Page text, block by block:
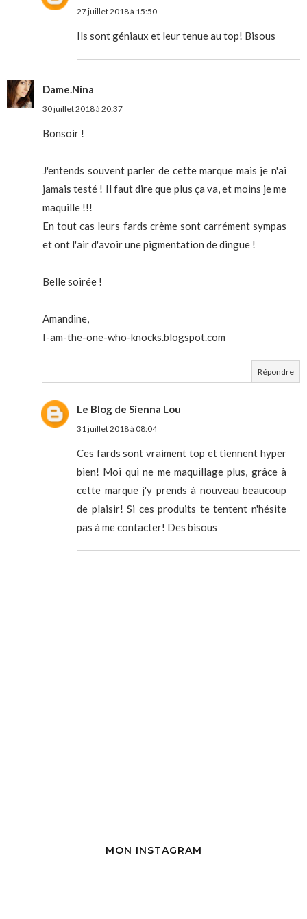
27 juillet 2018 à 15:50
Ils sont géniaux et leur tenue au top! Bisous
Dame.Nina
30 juillet 2018 à 20:37
Bonsoir !
J'entends souvent parler de cette marque mais je n'ai
jamais testé ! Il faut dire que plus ça va, et moins je me
maquille !!!
En tout cas leurs fards crème sont carrément sympas
et ont l'air d'avoir une pigmentation de dingue !
Belle soirée !
Amandine,
I-am-the-one-who-knocks.blogspot.com
Répondre
Le Blog de Sienna Lou
31 juillet 2018 à 08:04
Ces fards sont vraiment top et tiennent hyper
bien! Moi qui ne me maquillage plus, grâce à
cette marque j'y prends à nouveau beaucoup
de plaisir! Si ces produits te tentent n'hésite
pas à me contacter! Des bisous
MON INSTAGRAM